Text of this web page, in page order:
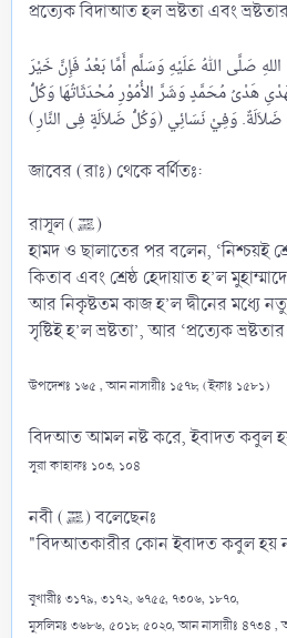
প্রত্যেক বিদাআত হল ভ্রষ্টতা এবং
صَلَّى اللّٰهُ عَلَيْهِ وَسَلَّم أَمَّا بَعْدُ فَإِنَّ خَيْرَ
هَدْىُ مُحَمَّدٍ وَشَرَّ الأُمُوْرِ مُحْدَثَاتُهَا وَكُلُّ
জাবের (রাঃ) থেকে বর্ণিতঃ:
রাসূল (ﷺ)
হামদ ও ছালাতের পর বলেন, ‘নিশ্চয়ই
কিতাব এবং শ্রেষ্ঠ হেদায়াত হ’ল
আর নিকৃষ্টতম কাজ হ’ল দ্বীনের মধ্যে
সৃষ্টিই হ’ল ভ্রষ্টতা’, আর ‘প্রত্যেক
উপদেশঃ ১৬৫ , আন নাসায়ীঃ ১৫৭৮, (ইফাঃ ১৫৮১)
বিদআত আমল নষ্ট করে, ইবাদত কবুল
সুরা কাহাফঃ ১০৩, ১০৪
নবী (ﷺ) বলেছেনঃ
"বিদআতকারীর কোন ইবাদত কবুল হয়
বুখারীঃ ৩১৭৯, ৩১৭২, ৬৭৫৫, ৭৩০৬, ১৮৭০,
মুসলিমঃ ৩৬৮৬, ৫০১৮, ৫০২০, আন নাসায়ীঃ ৪৭৩৪ ,